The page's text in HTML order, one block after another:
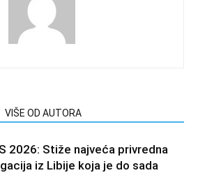
VIŠE OD AUTORA
2026: Stiže najveća privredna
iz Libije koja je do sada